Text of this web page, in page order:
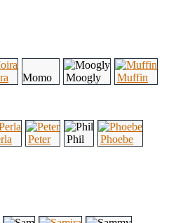
Momo Moogly Muffin
Peter Phil Phoebe